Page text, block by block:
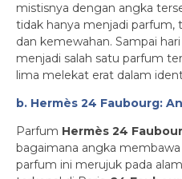
mistisnya dengan angka
tidak hanya menjadi parfum,
dan kemewahan. Sampai
menjadi salah satu parfum
lima melekat erat dalam
b. Hermès 24 Faubourg:
Parfum Hermès 24
bagaimana angka
parfum ini merujuk pada